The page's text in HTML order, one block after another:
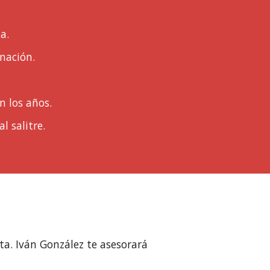
los años.
salitre.
Iván González te asesorará